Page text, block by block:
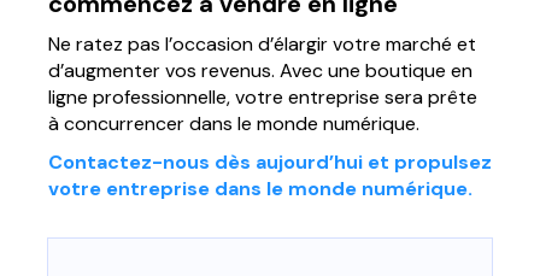
Ne ratez pas l’occasion d’élargir votre marché et
d’augmenter vos revenus. Avec une boutique en
ligne professionnelle, votre entreprise sera prête
à concurrencer dans le monde numérique.
Contactez-nous dès aujourd’hui et propulsez
votre entreprise dans le monde numérique.